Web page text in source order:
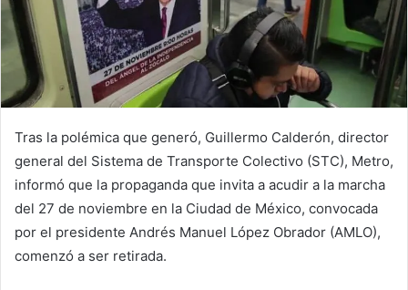
Tras la polémica que generó, Guillermo Calderón, director
general del Sistema de Transporte Colectivo (STC), Metro,
informó que la propaganda que invita a acudir a la marcha
del 27 de noviembre en la Ciudad de México, convocada
por el presidente Andrés Manuel López Obrador (AMLO),
comenzó a ser retirada.